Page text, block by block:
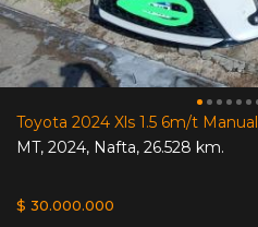
Toyota 2024 Xls 1.5 6m/t Manual
MT, 2024, Nafta, 26.528 km.
$ 30.000.000